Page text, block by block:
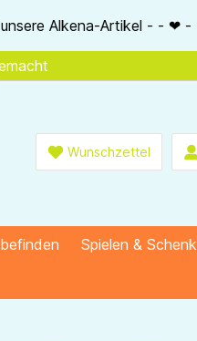
- - 20% NUR MIT
Wunschzettel
Spielen &